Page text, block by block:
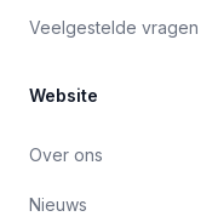
Veelgestelde vragen
Website
Over ons
Nieuws